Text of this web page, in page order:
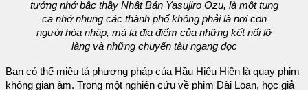
tưởng nhớ bậc thầy Nhật Bản Yasujiro Ozu, là một tụng
ca nhớ nhung các thành phố không phải là nơi con
người hòa nhập, mà là địa điểm của những kết nối lỡ
làng và những chuyến tàu ngang dọc
Bạn có thể miêu tả phương pháp của Hầu Hiếu Hiền là quay phim
không gian âm. Trong một nghiên cứu về phim Đài Loan, học giả